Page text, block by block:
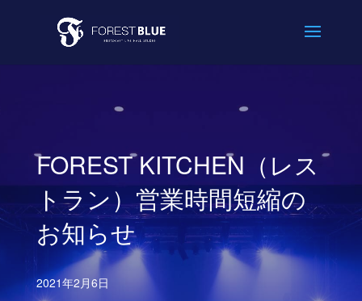
FOREST KITCHEN（レス
トラン）営業時間短縮の
お知らせ
2021年2月6日